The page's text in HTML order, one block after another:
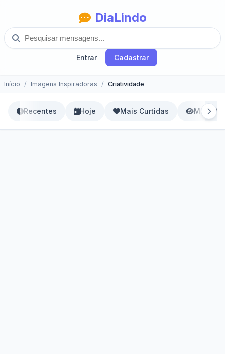
DiaLindo
Entrar Cadastrar
Início Imagens Inspiradoras Criatividade
Recentes Hoje Mais Curtidas Mais